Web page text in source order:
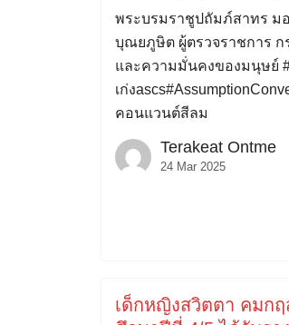
พระบรมราชูปถัมภ์สาทร ม
บุณยภูษิต ผู้ตรวจราชการ
และความมั่นคงของมนุษย์
เก่ง
คอนแวนต์สีลม
Terakeat Ontme
24 Mar 2025
เด็กหญิงสวิตตา คมก